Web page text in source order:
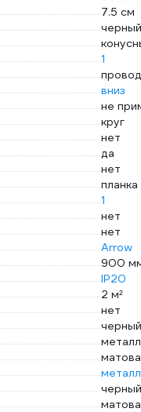
7.5 см
черный
1
вниз
не
круг
нет
да
нет
планка
1
нет
нет
Arrow
900
IP20
2 м²
нет
черный
металл
металл
черный